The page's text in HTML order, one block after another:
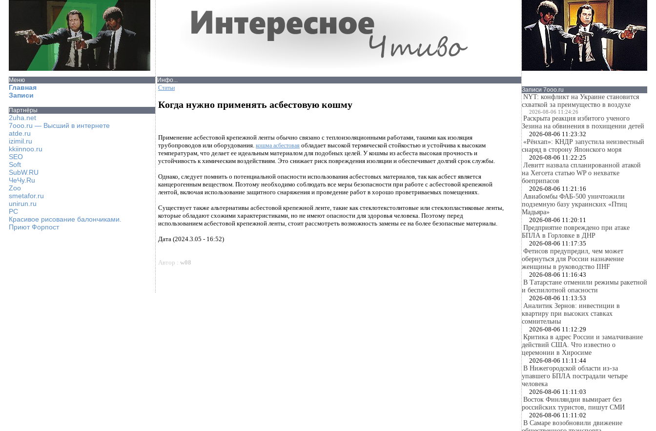
Меню
Главная
Записи
Партнёры
2uha.net
7ooo.ru — Высший в интернете
atde.ru
izimil.ru
kkiinnoo.ru
SEO
Soft
SubW.RU
ЧеЧу.Ru
Zoo
smetafor.ru
unirun.ru
PC
Красивое рисование балончиками.
Приют Форпост
Инфо...
Статьи
Когда нужно применять асбестовую кошму
Применение асбестовой крепежной ленты обычно связано с теплоизоляционными работами, такими как изоляция
трубопроводов или оборудования. кошма асбестовая обладает высокой термической стойкостью и устойчива к высоким
температурам, что делает ее идеальным материалом для подобных целей. У кошмы из асбеста высокая прочность и
устойчивость к химическим воздействиям. Это снижает риск повреждения изоляции и обеспечивает долгий срок службы.
Однако, следует помнить о потенциальной опасности использования асбестовых материалов, так как асбест является
канцерогенным веществом. Поэтому необходимо соблюдать все меры безопасности при работе с асбестовой крепежной
лентой, включая использование защитного снаряжения и проведение работ в хорошо проветриваемых помещениях.
Существует также альтернативы асбестовой крепежной ленте, такие как стеклотекстолитовые или стеклопластиковые ленты,
которые обладают схожими характеристиками, но не имеют опасности для здоровья человека. Поэтому перед
использованием асбестовой крепежной ленты, стоит рассмотреть возможность замены ее на более безопасные материалы.
Дата (2024.3.05 - 16:52)
Автор : w08
Записи 7ooo.ru
NYT: конфликт на Украине становится
схваткой за преимущество в воздухе
2026-08-06 11:24:26
Раскрыта реакция избитого ученого
Зезина на обвинения в похищении детей
2026-08-06 11:23:32
«Рёнхап»: КНДР запустила неизвестный
снаряд в сторону Японского моря
2026-08-06 11:22:25
Левитт назвала спланированной атакой
на Хегсета статью WP о нехватке
боеприпасов
2026-08-06 11:21:16
Авиабомбы ФАБ-500 уничтожили
подземную базу украинских «Птиц
Мадьяра»
2026-08-06 11:20:11
Предприятие повреждено при атаке
БПЛА в Горловке в ДНР
2026-08-06 11:17:35
Фетисов предупредил, чем может
обернуться для России назначение
женщины в руководство IIHF
2026-08-06 11:16:43
В Татарстане отменили режимы ракетной
и беспилотной опасности
2026-08-06 11:13:53
Аналитик Зернов: инвестиции в
квартиру при высоких ставках
сомнительны
2026-08-06 11:12:29
Критика в адрес России и замалчивание
действий США. Что известно о
церемонии в Хиросиме
2026-08-06 11:11:44
В Нижегородской области из-за
упавшего БПЛА пострадали четыре
человека
2026-08-06 11:11:03
Восток Финляндии вымирает без
российских туристов, пишут СМИ
2026-08-06 11:11:02
В Самаре возобновили движение